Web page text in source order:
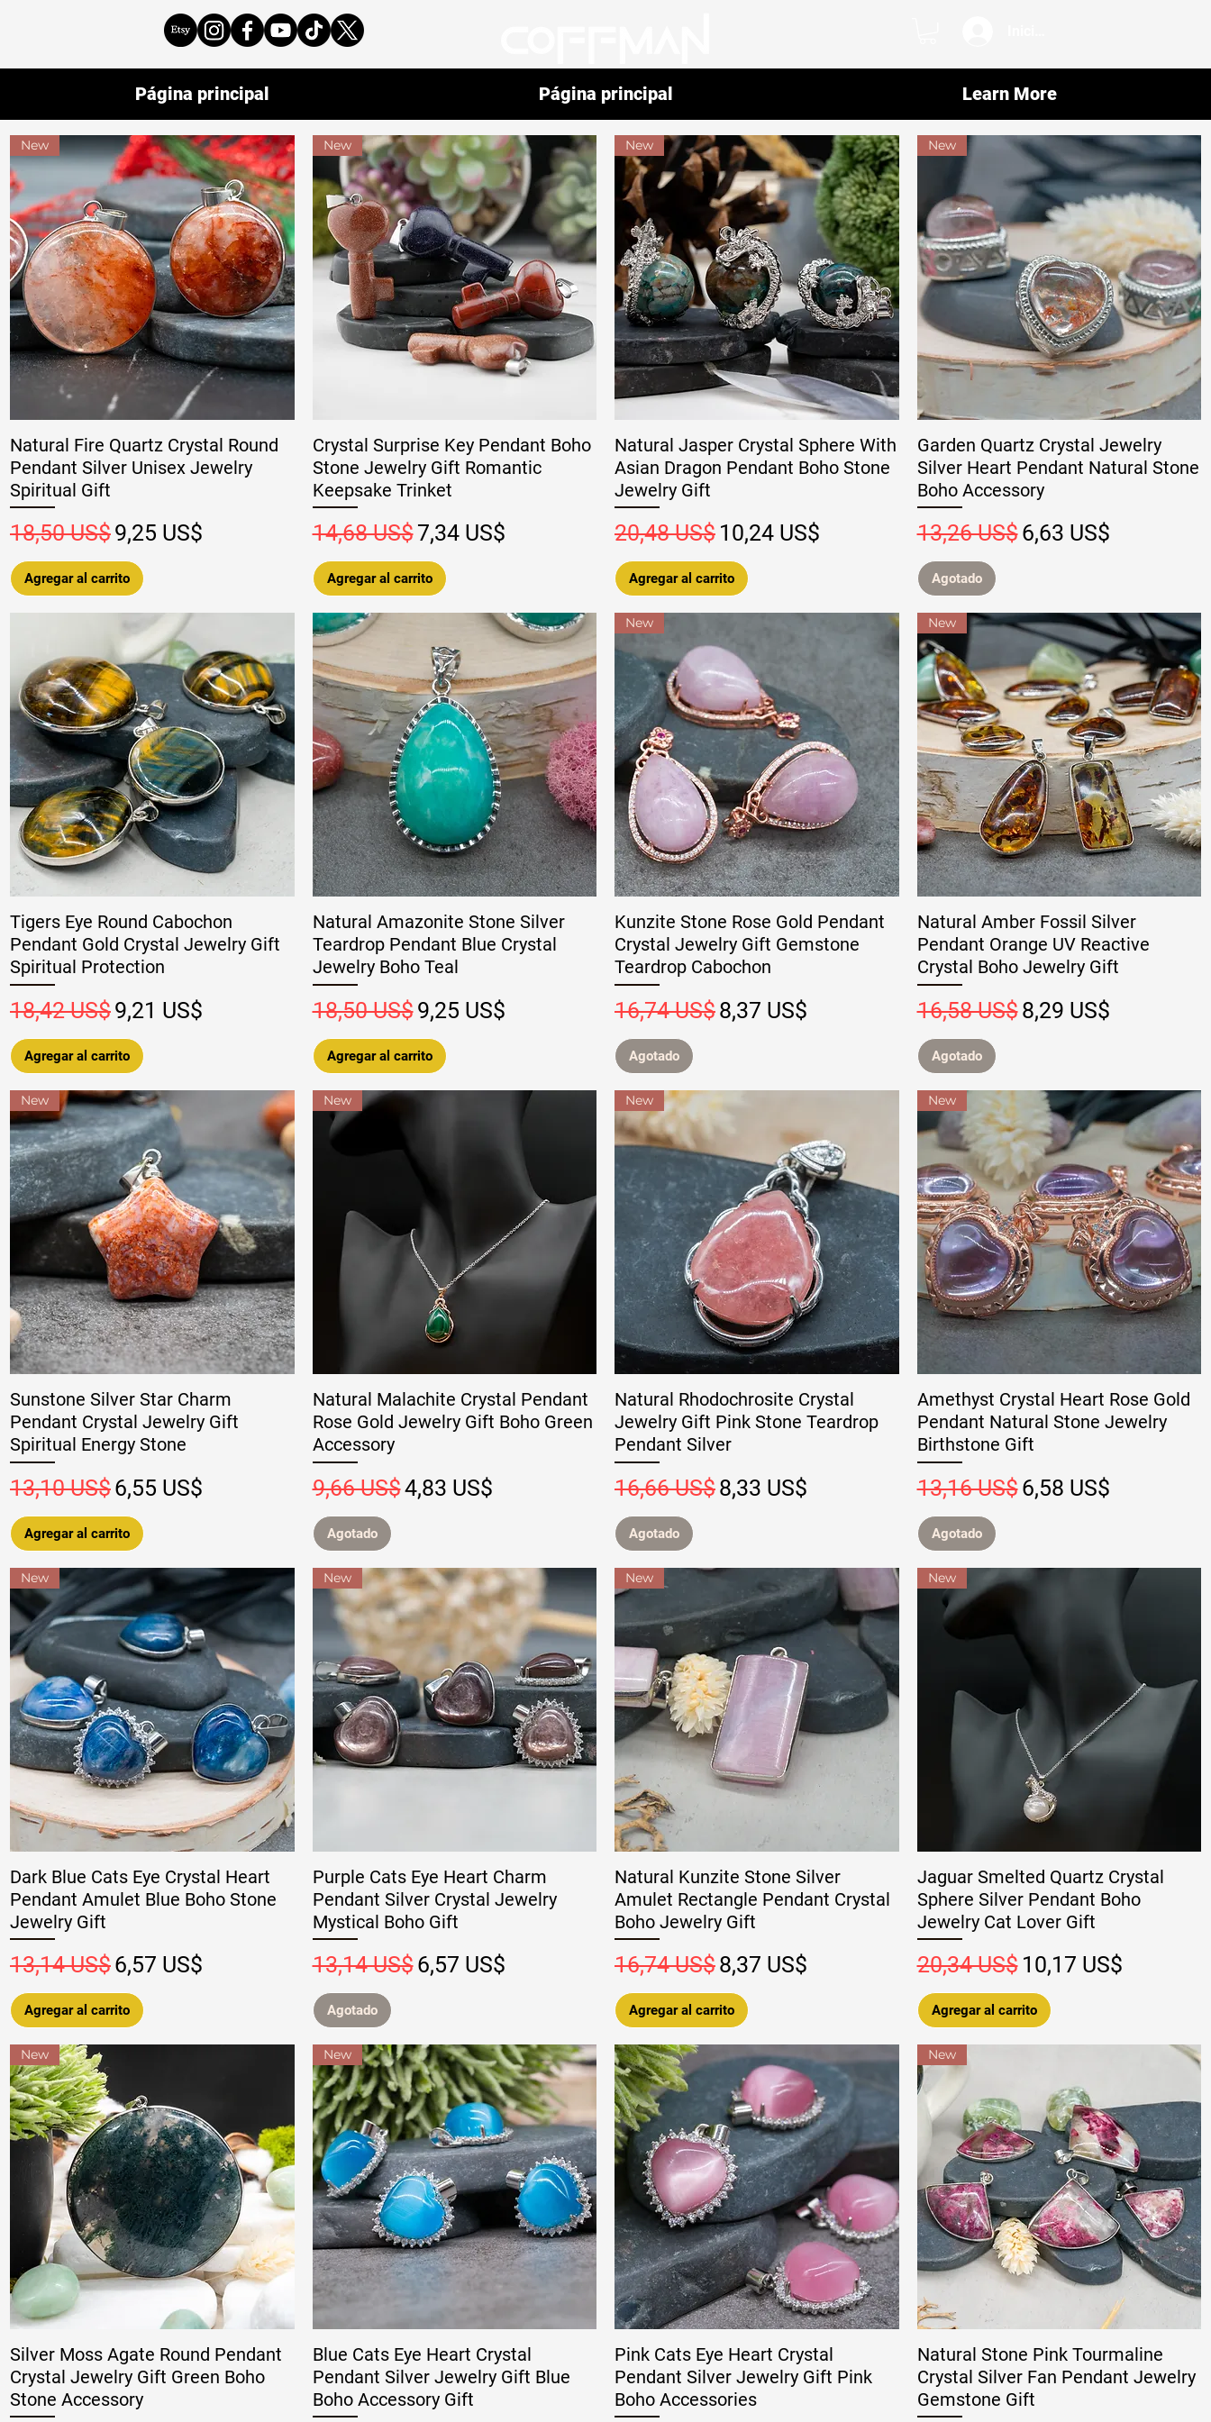
New
Natural Fire Quartz Crystal Round
Pendant Silver Unisex Jewelry
Spiritual Gift
Precio
18,50 US$Precio de oferta
9,25 US$
Agregar al carrito
New
Crystal Surprise Key Pendant Boho
Stone Jewelry Gift Romantic
Keepsake Trinket
Precio
14,68 US$Precio de oferta
7,34 US$
Agregar al carrito
New
Natural Jasper Crystal Sphere With
Asian Dragon Pendant Boho Stone
Jewelry Gift
Precio
20,48 US$ Precio de oferta
10,24 US$
Agregar al carrito
New
Garden Quartz Crystal Jewelry
Silver Heart Pendant Natural Stone
Boho Accessory
Precio
13,26 US$Precio de oferta
6,63 US$
Agotado
Tigers Eye Round Cabochon
Pendant Gold Crystal Jewelry Gift
Spiritual Protection
Precio
18,42 US$Precio de oferta
9,21 US$
Agregar al carrito
Natural Amazonite Stone Silver
Teardrop Pendant Blue Crystal
Jewelry Boho Teal
Precio
18,50 US$Precio de oferta
9,25 US$
Agregar al carrito
New
Kunzite Stone Rose Gold Pendant
Crystal Jewelry Gift Gemstone
Teardrop Cabochon
Precio
16,74 US$Precio de oferta
8,37 US$
Agotado
New
Natural Amber Fossil Silver
Pendant Orange UV Reactive
Crystal Boho Jewelry Gift
Precio
16,58 US$Precio de oferta
8,29 US$
Agotado
New
Sunstone Silver Star Charm
Pendant Crystal Jewelry Gift
Spiritual Energy Stone
Precio
13,10 US$Precio de oferta
6,55 US$
Agregar al carrito
New
Natural Malachite Crystal Pendant
Rose Gold Jewelry Gift Boho Green
Accessory
Precio
9,66 US$Precio de oferta
4,83 US$
Agotado
New
Natural Rhodochrosite Crystal
Jewelry Gift Pink Stone Teardrop
Pendant Silver
Precio
16,66 US$Precio de oferta
8,33 US$
Agotado
New
Amethyst Crystal Heart Rose Gold
Pendant Natural Stone Jewelry
Birthstone Gift
Precio
13,16 US$Precio de oferta
6,58 US$
Agotado
New
Dark Blue Cats Eye Crystal Heart
Pendant Amulet Blue Boho Stone
Jewelry Gift
Precio
13,14 US$Precio de oferta
6,57 US$
Agregar al carrito
New
Purple Cats Eye Heart Charm
Pendant Silver Crystal Jewelry
Mystical Boho Gift
Precio
13,14 US$Precio de oferta
6,57 US$
Agotado
New
Natural Kunzite Stone Silver
Amulet Rectangle Pendant Crystal
Boho Jewelry Gift
Precio
16,74 US$Precio de oferta
8,37 US$
Agregar al carrito
New
Jaguar Smelted Quartz Crystal
Sphere Silver Pendant Boho
Jewelry Cat Lover Gift
Precio
20,34 US$ Precio de oferta
10,17 US$
Agregar al carrito
New
Silver Moss Agate Round Pendant
Crystal Jewelry Gift Green Boho
Stone Accessory
New
Blue Cats Eye Heart Crystal
Pendant Silver Jewelry Gift Blue
Boho Accessory Gift
Pink Cats Eye Heart Crystal
Pendant Silver Jewelry Gift Pink
Boho Accessories
New
Natural Stone Pink Tourmaline
Crystal Silver Fan Pendant Jewelry
Gemstone Gift
Página principal Página principal Learn More